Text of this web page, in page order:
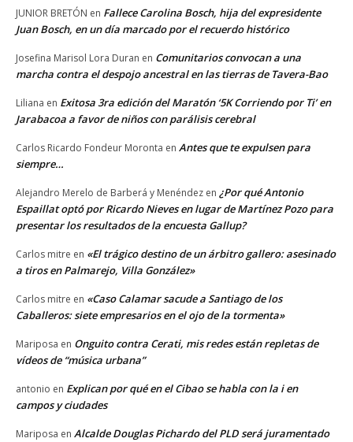
JUNIOR BRETÓN en Fallece Carolina Bosch, hija del expresidente
Juan Bosch, en un día marcado por el recuerdo histórico
Josefina Marisol Lora Duran en Comunitarios convocan a una
marcha contra el despojo ancestral en las tierras de Tavera-Bao
Liliana en Exitosa 3ra edición del Maratón ‘5K Corriendo por Ti’ en
Jarabacoa a favor de niños con parálisis cerebral
Carlos Ricardo Fondeur Moronta en Antes que te expulsen para
siempre…
Alejandro Merelo de Barberá y Menéndez en ¿Por qué Antonio
Espaillat optó por Ricardo Nieves en lugar de Martínez Pozo para
presentar los resultados de la encuesta Gallup?
Carlos mitre en «El trágico destino de un árbitro gallero: asesinado
a tiros en Palmarejo, Villa González»
Carlos mitre en «Caso Calamar sacude a Santiago de los
Caballeros: siete empresarios en el ojo de la tormenta»
Mariposa en Onguito contra Cerati, mis redes están repletas de
vídeos de “música urbana”
antonio en Explican por qué en el Cibao se habla con la i en
campos y ciudades
Mariposa en Alcalde Douglas Pichardo del PLD será juramentado